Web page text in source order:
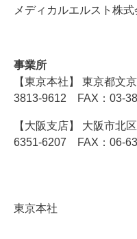
メディカルエルスト株式
事業所
【東京本社】 東京都文
3813-9612 FAX：03-
【大阪支店】 大阪市北
6351-6207 FAX：06-
東京本社